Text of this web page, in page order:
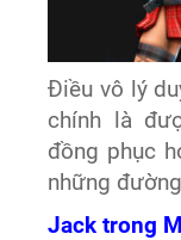
Điều vô lý
chính là
đồng phục
những
Jack trong